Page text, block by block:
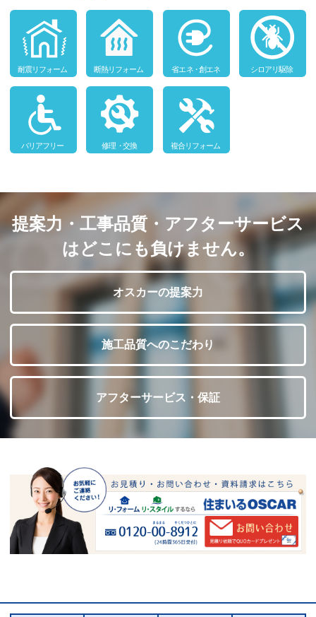
提案力・工事品質・アフターサービス
はどこにも負けません。
オスカーの提案力
施工品質へのこだわり
アフターサービス・保証